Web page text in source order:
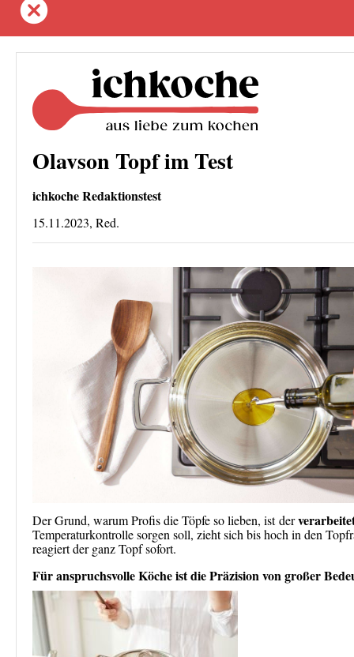
Olavson Topf im Test
ichkoche Redaktionstest
15.11.2023, Red.
Der Grund, warum Profis die Töpfe so lieben, ist der
Temperaturkontrolle sorgen soll, zieht sich bis hoch in den
reagiert der ganz Topf sofort.
Für anspruchsvolle Köche ist die Präzision von großer